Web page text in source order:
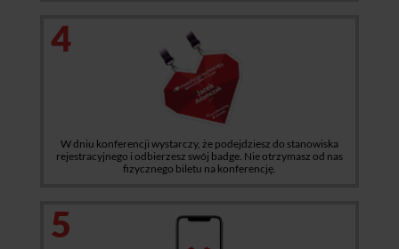
4
W dniu konferencji wystarczy, że podejdziesz do stanowiska
rejestracyjnego i odbierzesz swój badge. Nie otrzymasz od nas
fizycznego biletu na konferencję.
5